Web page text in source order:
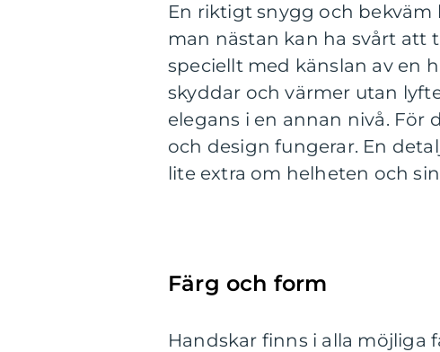
En riktigt snygg och
man nästan kan ha svårt att
speciellt med känslan av en
skyddar och värmer utan
elegans i en annan nivå. För
och design fungerar. En
lite extra om helheten och
Färg och form
Handskar finns i alla möjliga